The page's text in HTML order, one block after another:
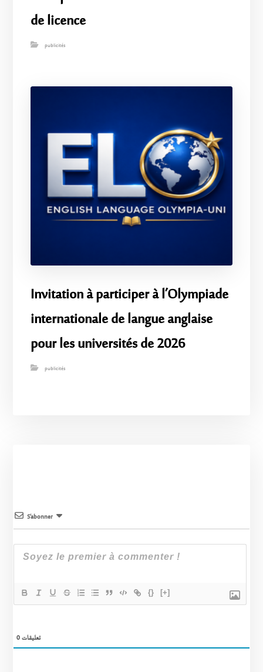
de licence
publicités
Invitation à participer à l’Olympiade
internationale de langue anglaise
pour les universités de 2026
publicités
S’abonner
{} [+]
0تعليقات